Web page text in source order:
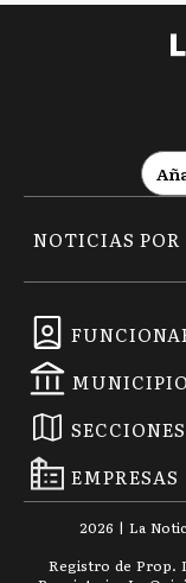
EMPRESAS
NOTICIAS POR
2026 | La
Registro de Prop.